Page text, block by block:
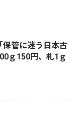
管に迷う日本古
ｇ150円、札1ｇ